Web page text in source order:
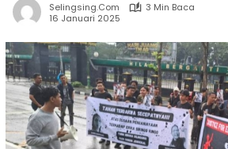
Selingsing.com
3 Min Baca
16 Januari 2025